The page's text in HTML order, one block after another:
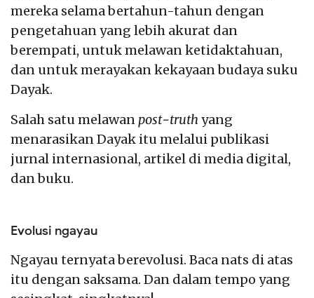
mereka selama bertahun-tahun dengan
pengetahuan yang lebih akurat dan
berempati, untuk melawan ketidaktahuan,
dan untuk merayakan kekayaan budaya suku
Dayak.
Salah satu melawan post-truth yang
menarasikan Dayak itu melalui publikasi
jurnal internasional, artikel di media digital,
dan buku.
Evolusi ngayau
Ngayau ternyata berevolusi. Baca nats di atas
itu dengan saksama. Dan dalam tempo yang